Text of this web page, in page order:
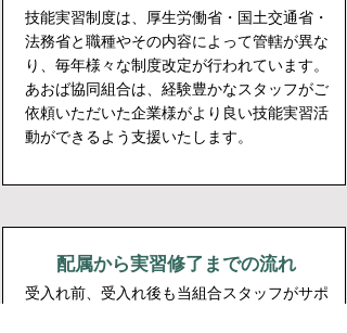
​技能実習制度は、厚生労働省・国土交通省・
法務省と職種やその内容によって管轄が異な
り、毎年様々な制度改定が行われています。
​あおば協同組合は、経験豊かなスタッフがご
依頼いただいた企業様がより良い技能実習活
動ができるよう支援いたします。
配属から実習修了までの流れ
受入れ前、受入れ後も当組合スタッフがサポ